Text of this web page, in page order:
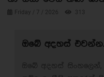
Friday / 7 / 2026 313
ඔබේ අදහස් එවන්න.